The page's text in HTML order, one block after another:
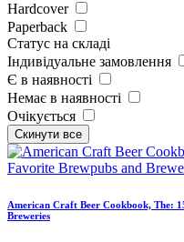
Hardcover
Paperback
Статус на складі
Індивідуальне замовлення
Є в наявності
Немає в наявності
Очікується
American Craft Beer Cookbook, The:
Breweries